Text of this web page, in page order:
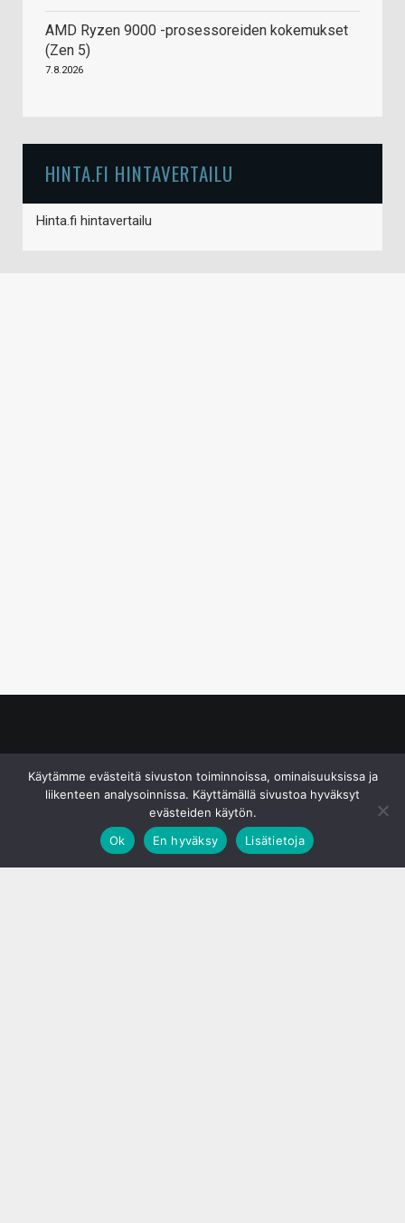
AMD Ryzen 9000 -prosessoreiden kokemukset
(Zen 5)
7.8.2026
HINTA.FI HINTAVERTAILU
Hinta.fi hintavertailu
Käytämme evästeitä sivuston toiminnoissa, ominaisuuksissa ja
liikenteen analysoinnissa. Käyttämällä sivustoa hyväksyt
evästeiden käytön.
Ok
En hyväksy Lisätietoja